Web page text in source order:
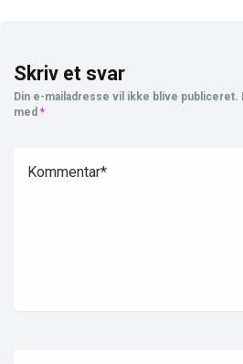
Skriv et svar
Din e-mailadresse vil ikke blive publiceret.
med *